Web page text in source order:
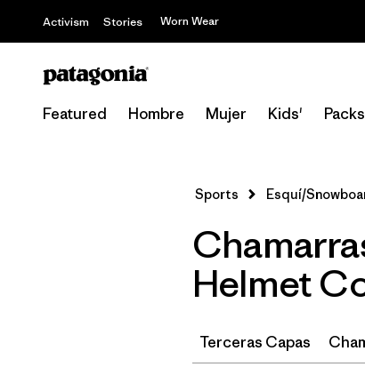
Activism Stories Worn Wear
Featured Hombre Mujer Kids'
Sports Esquí/
Helmet
Terceras Capas